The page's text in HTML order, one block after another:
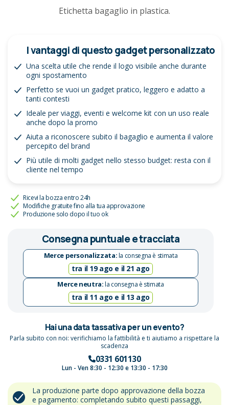
Etichetta bagaglio in plastica.
I vantaggi di questo gadget personalizzato
Una scelta utile che rende il logo visibile anche durante
ogni spostamento
Perfetto se vuoi un gadget pratico, leggero e adatto a
tanti contesti
Ideale per viaggi, eventi e welcome kit con un uso reale
anche dopo la promo
Aiuta a riconoscere subito il bagaglio e aumenta il valore
percepito del brand
Più utile di molti gadget nello stesso budget: resta con il
cliente nel tempo
Ricevi la bozza entro 24h
Modifiche gratuite fino alla tua approvazione
Produzione solo dopo il tuo ok
Consegna puntuale e tracciata
Merce personalizzata:la consegna è stimata
tra il 19 ago e il 21 ago
Merce neutra:la consegna è stimata
tra il 11 ago e il 13 ago
Hai una data tassativa per un evento?
Parla subito con noi: verifichiamo la fattibilità e ti aiutiamo a rispettare la
scadenza
0331 601130
Lun - Ven 8:30 - 12:30 e 13:30 - 17:30
La produzione parte dopo approvazione della bozza
e pagamento: completando subito questi passaggi,